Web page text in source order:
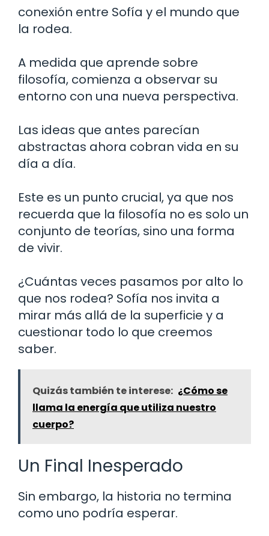
conexión entre Sofía y el mundo que
la rodea.
A medida que aprende sobre
filosofía, comienza a observar su
entorno con una nueva perspectiva.
Las ideas que antes parecían
abstractas ahora cobran vida en su
día a día.
Este es un punto crucial, ya que nos
recuerda que la filosofía no es solo un
conjunto de teorías, sino una forma
de vivir.
¿Cuántas veces pasamos por alto lo
que nos rodea? Sofía nos invita a
mirar más allá de la superficie y a
cuestionar todo lo que creemos
saber.
Quizás también te interese: ¿Cómo se
llama la energía que utiliza nuestro
cuerpo?
Un Final Inesperado
Sin embargo, la historia no termina
como uno podría esperar.